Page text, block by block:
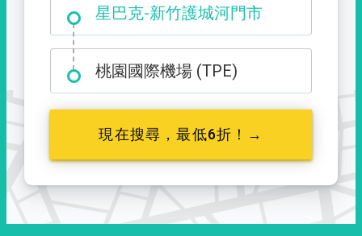
大霸尖山登山口
桃園國際機場 (TPE)
現在搜尋，最低6折！→